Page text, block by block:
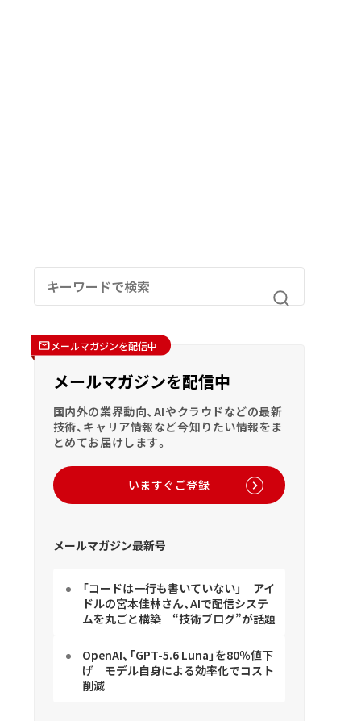
メールマガジンを配信中
メールマガジンを配信中
国内外の業界動向、AIやクラウドなどの最新
技術、キャリア情報など今知りたい情報をま
とめてお届けします。
いますぐご登録
メールマガジン最新号
「コードは一行も書いていない」 アイ
ドルの宮本佳林さん、AIで配信システ
ムを丸ごと構築 “技術ブログ”が話題
OpenAI、「GPT-5.6 Luna」を80％値下
げ モデル自身による効率化でコスト
削減